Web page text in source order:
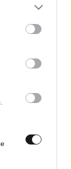
more Google
may click to
party tags to
below Google
Εμείς,
δρούμε
δίμηνο
συμβαίνει
καινοτομία.
ένα κοινό
ιστορικές